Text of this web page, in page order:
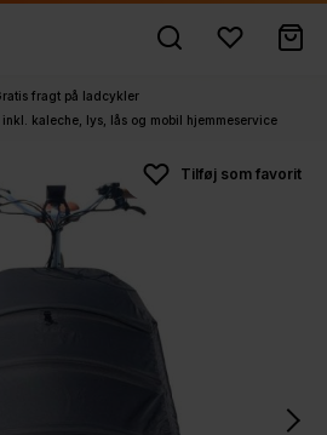
fragt på ladcykler
kaleche, lys, lås og mobil hjemmeservice